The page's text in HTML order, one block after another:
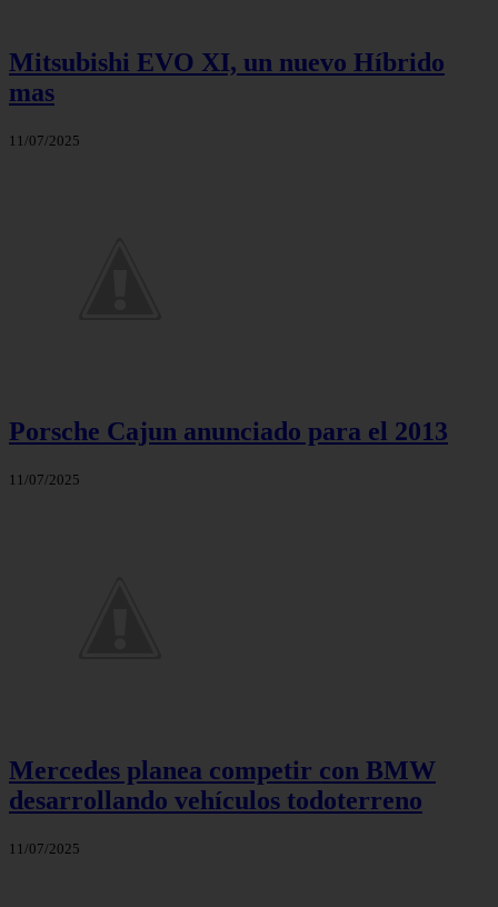
Mitsubishi EVO XI, un nuevo Híbrido
mas
11/07/2025
Porsche Cajun anunciado para el 2013
11/07/2025
Mercedes planea competir con BMW
desarrollando vehículos todoterreno
11/07/2025